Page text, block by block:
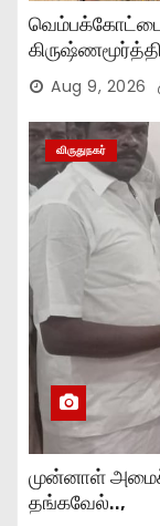
வெம்பக்கோட்டை
Aug 9, 2026
விருதுநகர்
முன்னாள்
தங்கவேல்..,